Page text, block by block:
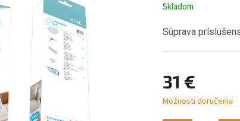
31 €
Jednotková
Skladom
Možnosti doručenia
Súprava